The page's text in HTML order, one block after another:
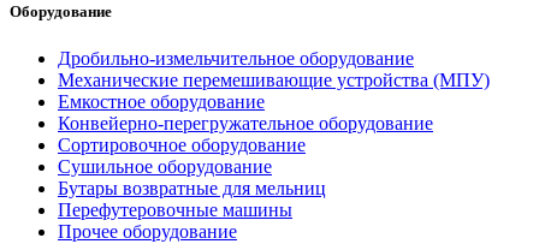
Оборудование
Дробильно-измельчительное оборудование
Механические перемешивающие устройства (МПУ)
Емкостное оборудование
Конвейерно-перегружательное оборудование
Сортировочное оборудование
Сушильное оборудование
Бутары возвратные для мельниц
Перефутеровочные машины
Прочее оборудование